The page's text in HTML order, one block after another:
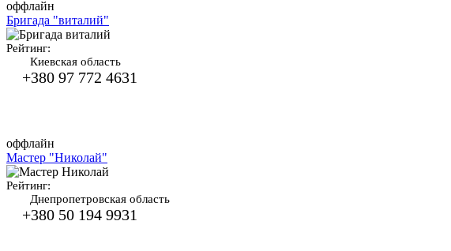
оффлайн
Бригада "виталий"
Рейтинг:
Киевская область
+380 97 772 4631
оффлайн
Мастер "Николай"
Рейтинг:
Днепропетровская область
+380 50 194 9931